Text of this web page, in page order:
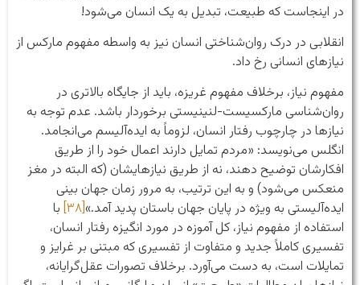
در اینجاست که طبیعت، تبدیل به یک انسان می‌شود!
انقلابی در درک روان‌شناختی انسان نیز به واسطه مفهوم مارکس از
نیازهای انسانی رخ داد.
مفهوم نیاز، برخلاف مفهوم غریزه، باید از جایگاه بالاتری در
روان‌شناسی مارکسیست-لنینیستی برخوردار باشد. عدم توجه به
نیازها در چارچوب رفتار انسان، لزوماً به ایده‌آلیسم می‌انجامد.
انگلس می‌نویسد: «مردم تمایل دارند اعمال خود را از طریق
افکارشان توضیح دهند، نه از طریق نیازهایشان (که البته در مغز
منعکس می‌شود) و به این ترتیب، به مرور زمان جهان بینی
ایده‌آلیستی به ویژه در پایان جهان باستان پدید آمد.»[۳۸]
با
استفاده از مفهوم نیاز، کل آموزه در مورد انگیزه رفتار انسان،
تفسیری کاملاً جدید و متفاوت از تفسیری که مبتنی بر غرایز و
تمایلات است، به دست می‌آورد. برخلاف تصورات عقل‌گرایانه،